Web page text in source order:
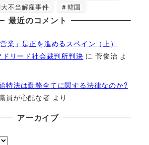
不当解雇事件 韓国
最近のコメント
業」是正を進めるスペイン（上）
リード社会裁判所判決 に菅俊治 よ
特法は勤務全てに関する法律なのか?
員が心配な者 より
アーカイブ